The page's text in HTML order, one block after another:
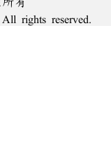
rights reserved.